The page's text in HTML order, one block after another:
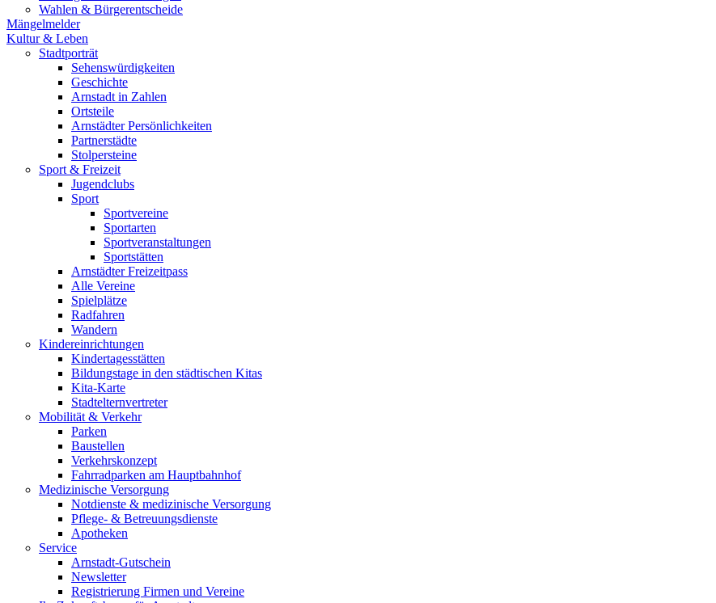
Wahlen & Bürgerentscheide
Mängelmelder
Kultur & Leben
Stadtporträt
Sehenswürdigkeiten
Geschichte
Arnstadt in Zahlen
Ortsteile
Arnstädter Persönlichkeiten
Partnerstädte
Stolpersteine
Sport & Freizeit
Jugendclubs
Sport
Sportvereine
Sportarten
Sportveranstaltungen
Sportstätten
Arnstädter Freizeitpass
Alle Vereine
Spielplätze
Radfahren
Wandern
Kindereinrichtungen
Kindertagesstätten
Bildungstage in den städtischen Kitas
Kita-Karte
Stadtelternvertreter
Mobilität & Verkehr
Parken
Baustellen
Verkehrskonzept
Fahrradparken am Hauptbahnhof
Medizinische Versorgung
Notdienste & medizinische Versorgung
Pflege- & Betreuungsdienste
Apotheken
Service
Arnstadt-Gutschein
Newsletter
Registrierung Firmen und Vereine